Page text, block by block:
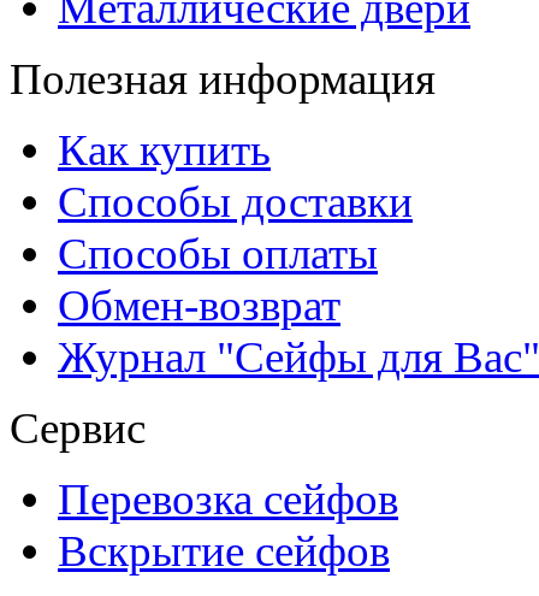
Полезная информация
Как купить
Способы доставки
Способы оплаты
Обмен-возврат
Журнал "Сейфы для Вас"
Сервис
Перевозка сейфов
Вскрытие сейфов